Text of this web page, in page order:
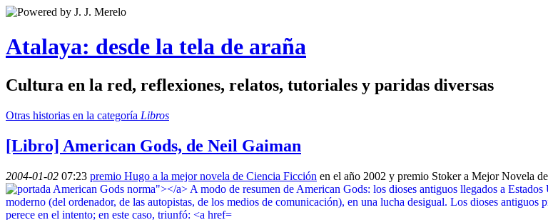
Atalaya: desde la tela de araña
Cultura en la red, reflexiones, relatos, tutoriales y paridas diversas
Otras historias en la categoría Libros
[Libro] American Gods, de Neil Gaiman
2004-01-02 07:23 premio Hugo a la mejor novela de Ciencia Ficción en el año 2002 y premio Stoker a Mejor Novela